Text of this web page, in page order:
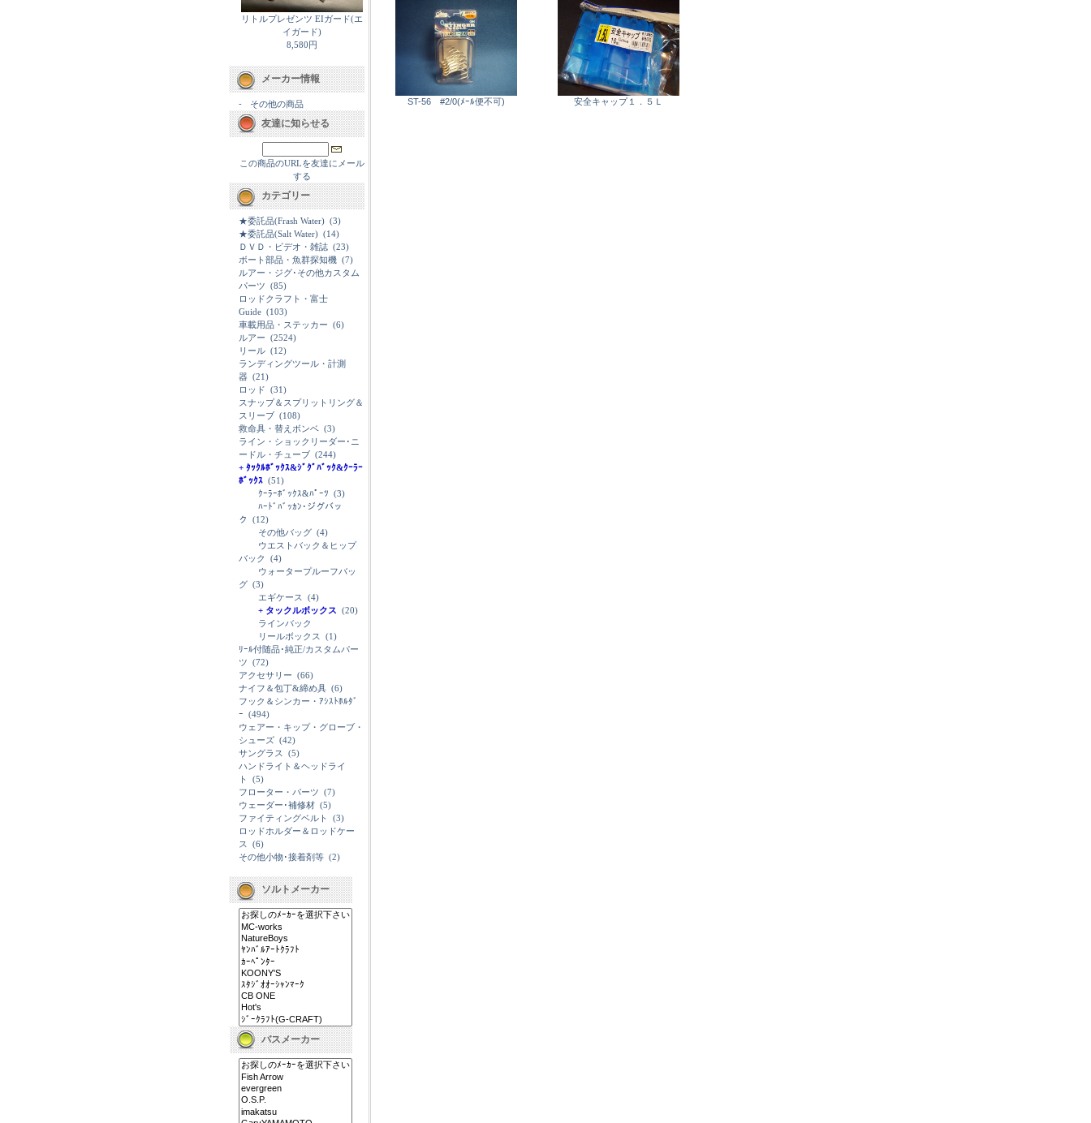
リトルプレゼンツ EIガード(エ
イガード)
8,580円
メーカー情報
- その他の商品
友達に知らせる
この商品のURLを友達にメール
する
カテゴリー
★委託品(Frash Water) (3)
★委託品(Salt Water) (14)
ＤＶＤ・ビデオ・雑誌 (23)
ボート部品・魚群探知機 (7)
ルアー・ジグ･その他カスタム
パーツ (85)
ロッドクラフト・富士
Guide (103)
車載用品・ステッカー (6)
ルアー (2524)
リール (12)
ランディングツール・計測
器 (21)
ロッド (31)
スナップ＆スプリットリング＆
スリーブ (108)
救命具・替えボンベ (3)
ライン・ショックリーダー･ニ
ードル・チューブ (244)
+ ﾀｯｸﾙﾎﾞｯｸｽ&ｼﾞｸﾞﾊﾞｯｸ&ｸｰﾗｰ
ﾎﾞｯｸｽ (51)
ｸｰﾗｰﾎﾞｯｸｽ&ﾊﾟｰﾂ (3)
ﾊｰﾄﾞﾊﾞｯｶﾝ･ジグバッ
ク
(12)
その他バッグ (4)
ウエストバック＆ヒップ
バック
(4)
ウォータープルーフバッ
グ (3)
エギケース
(4)
+ タックルボックス (20)
ラインバック
リールボックス
(1)
ﾘｰﾙ付随品･純正/カスタムパー
ツ (72)
アクセサリー (66)
ナイフ＆包丁&締め具 (6)
フック＆シンカー・ｱｼｽﾄﾎﾙﾀﾞ
ｰ (494)
ウェアー・キップ・グローブ・
シューズ (42)
サングラス
(5)
ハンドライト＆ヘッドライ
ト
(5)
フローター・パーツ (7)
ウェーダー･補修材 (5)
ファイティングベルト
(3)
ロッドホルダー＆ロッドケー
ス
(6)
その他小物･接着剤等 (2)
ソルトメーカー
バスメーカー
ST-56 #2/0(ﾒｰﾙ便不可) 安全キャップ１．５Ｌ